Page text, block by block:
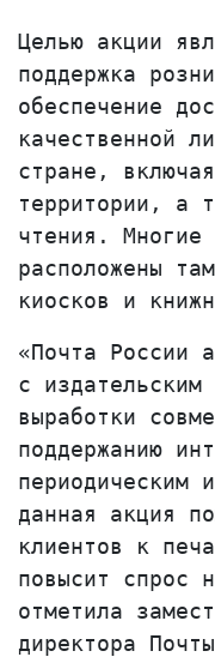
Целью акции
поддержка
обеспечение
качественной
стране,
территории, а
чтения. Многие
расположены
киосков и
«Почта России
с издательским
выработки
поддержанию
периодическим
данная акция
клиентов к
повысит спрос
отметила
директора